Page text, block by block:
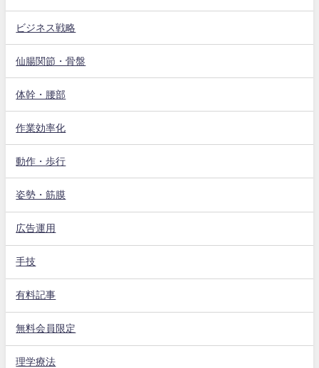
ビジネス戦略
仙腸関節・骨盤
体幹・腰部
作業効率化
動作・歩行
姿勢・筋膜
広告運用
手技
有料記事
無料会員限定
理学療法